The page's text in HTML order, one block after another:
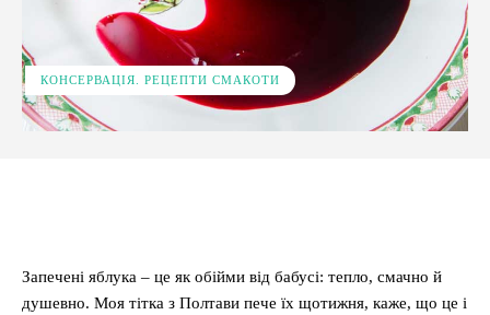
КОНСЕРВАЦІЯ. РЕЦЕПТИ СМАКОТИ
Запечені яблука – це як обійми від бабусі: тепло, смачно й
душевно. Моя тітка з Полтави пече їх щотижня, каже, що це і